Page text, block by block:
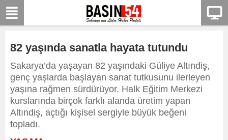
82 yaşında sanatla hayata tutundu
Sakarya’da yaşayan 82 yaşındaki Güliye Altındiş,
genç yaşlarda başlayan sanat tutkusunu ilerleyen
yaşına rağmen sürdürüyor. Halk Eğitim Merkezi
kurslarında birçok farklı alanda üretim yapan
Altındiş, açtığı kişisel sergiyle büyük beğeni
topladı.